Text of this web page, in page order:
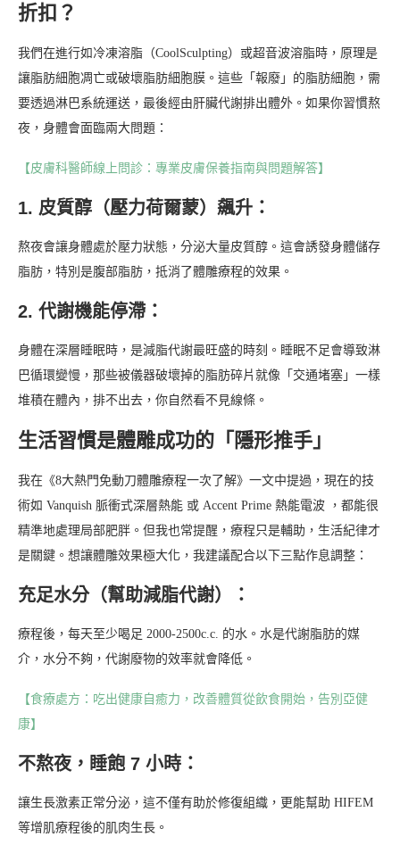
折扣？
我們在進行如冷凍溶脂（CoolSculpting）或超音波溶脂時，原理是
讓脂肪細胞凋亡或破壞脂肪細胞膜。這些「報廢」的脂肪細胞，需
要透過淋巴系統運送，最後經由肝臟代謝排出體外。如果你習慣熬
夜，身體會面臨兩大問題：
【皮膚科醫師線上問診：專業皮膚保養指南與問題解答】
1. 皮質醇（壓力荷爾蒙）飆升：
熬夜會讓身體處於壓力狀態，分泌大量皮質醇。這會誘發身體儲存
脂肪，特別是腹部脂肪，抵消了體雕療程的效果。
2. 代謝機能停滯：
身體在深層睡眠時，是減脂代謝最旺盛的時刻。睡眠不足會導致淋
巴循環變慢，那些被儀器破壞掉的脂肪碎片就像「交通堵塞」一樣
堆積在體內，排不出去，你自然看不見線條。
生活習慣是體雕成功的「隱形推手」
我在《8大熱門免動刀體雕療程一次了解》一文中提過，現在的技
術如 Vanquish 脈衝式深層熱能 或 Accent Prime 熱能電波 ，都能很
精準地處理局部肥胖。但我也常提醒，療程只是輔助，生活紀律才
是關鍵。想讓體雕效果極大化，我建議配合以下三點作息調整：
充足水分（幫助減脂代謝）：
療程後，每天至少喝足 2000-2500c.c. 的水。水是代謝脂肪的媒
介，水分不夠，代謝廢物的效率就會降低。
【食療處方：吃出健康自癒力，改善體質從飲食開始，告別亞健
康】
不熬夜，睡飽 7 小時：
讓生長激素正常分泌，這不僅有助於修復組織，更能幫助 HIFEM
等增肌療程後的肌肉生長。